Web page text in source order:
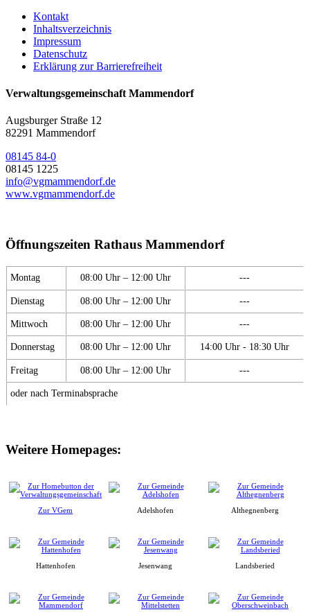
Kontakt
Inhaltsverzeichnis
Impressum
Datenschutz
Erklärung zur Barrierefreiheit
Verwaltungsgemeinschaft Mammendorf
Augsburger Straße 12
82291 Mammendorf
08145 84-0
08145 1225
info@vgmammendorf.de
www.vgmammendorf.de
Öffnungszeiten Rathaus Mammendorf
Montag 08:00 Uhr – 12:00 Uhr ---
Dienstag 08:00 Uhr – 12:00 Uhr ---
Mittwoch 08:00 Uhr – 12:00 Uhr ---
Donnerstag 08:00 Uhr – 12:00 Uhr 14:00 Uhr - 18:30 Uhr
Freitag 08:00 Uhr – 12:00 Uhr ---
oder nach Terminabsprache
Weitere Homepages:
Zur VGem Adelshofen Althegnenberg
Hattenhofen Jesenwang Landsberied